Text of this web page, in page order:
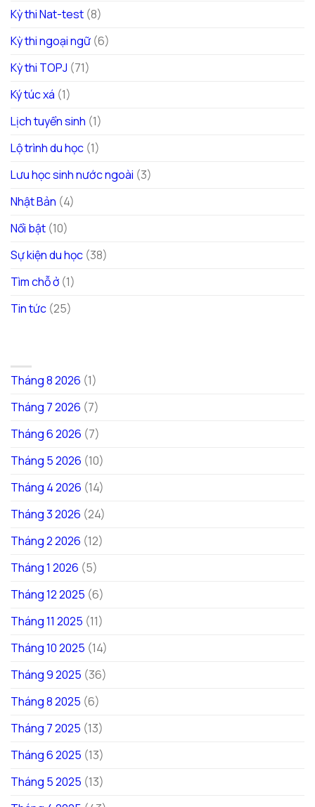
Kỳ thi Nat-test (8)
Kỳ thi ngoại ngữ (6)
Kỳ thi TOPJ (71)
Ký túc xá (1)
Lịch tuyển sinh (1)
Lộ trình du học (1)
Lưu học sinh nước ngoài (3)
Nhật Bản (4)
Nổi bật (10)
Sự kiện du học (38)
Tìm chỗ ở (1)
Tin tức (25)
Tháng 8 2026 (1)
Tháng 7 2026 (7)
Tháng 6 2026 (7)
Tháng 5 2026 (10)
Tháng 4 2026 (14)
Tháng 3 2026 (24)
Tháng 2 2026 (12)
Tháng 1 2026 (5)
Tháng 12 2025 (6)
Tháng 11 2025 (11)
Tháng 10 2025 (14)
Tháng 9 2025 (36)
Tháng 8 2025 (6)
Tháng 7 2025 (13)
Tháng 6 2025 (13)
Tháng 5 2025 (13)